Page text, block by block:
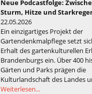
Neue Podcastfolge:
Sturm, Hitze und
22.05.2026
Ein einzigartiges Projekt der
Gartendenkmalpflege setzt
Erhalt des gartenkulturellen
Brandenburgs ein. Über 400
Gärten und Parks prägen die
Kulturlandschaft des Landes
Weiterlesen...